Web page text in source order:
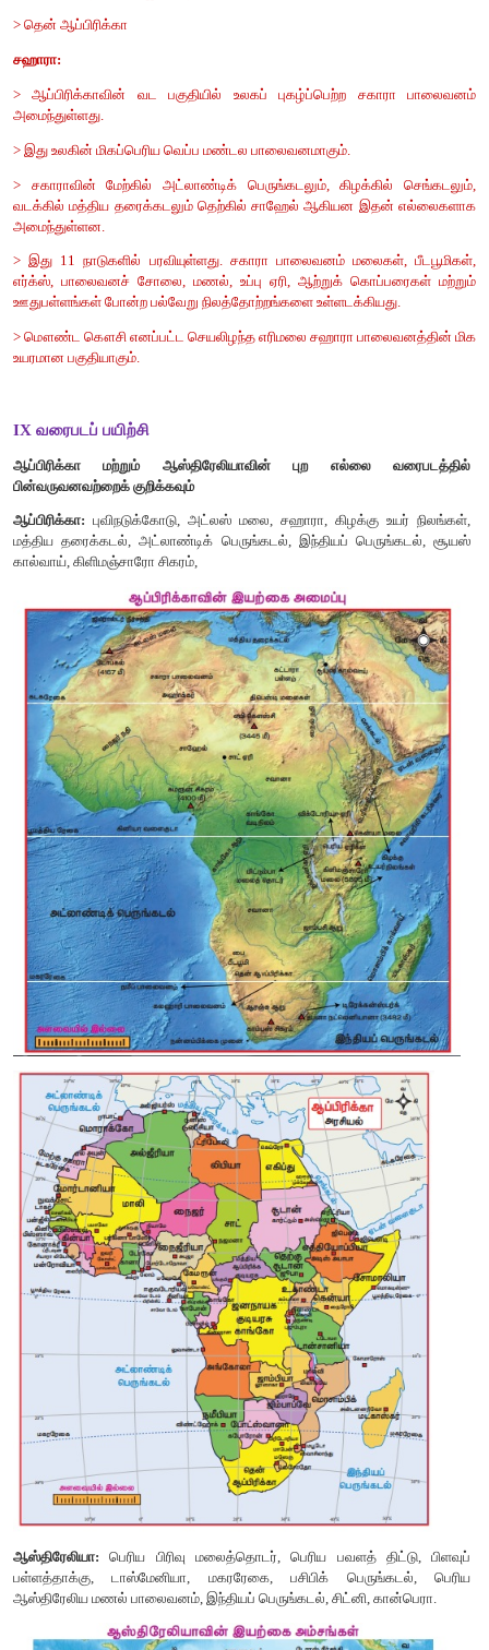
1. ஆஸ்திரேலியாவின் கனிம வளங்கள் குறித்து விரிவாக எழுதவும்.
> ஆஸ்திரேலியா பாக்சைட், லைமோனைட், ரூட்டில் மற்றும்
முன்னணி நாடாக உள்ளது.
இரண்டாவது இடம் வகிக்கிறது.
> இரும்புத்தாது மற்றும் யுரேனிய உற்பத்தியில் மூன்றாவது பெரிய
உள்ளது.
> நிலக்கரி உற்பத்தியில் நான்காவது இடம் வகிக்கிறது.
> மேற்கு மற்றும் தெற்கு ஆஸ்திரேலியா பகுதிகளில் நிலக்கரி
> மேற்கு ஆஸ்திரேலியா மற்றும் தெற்கு ஆஸ்திரேலியாவில்
> கார்பென்டேரியா வளைகுடா, பெர்த் மற்றும்
பகுதிகளில் பாக்சைட் கிடைக்கிறது.
> பாஸ் நீர்ச்சந்தி மற்றும் மேற்கு பிரிஸ்பேன் பகுதிகளில்
இயற்கை எரிவாயு கிடைக்கிறது.
> வட யூனியன் பிரதேசம் மற்றும் குயின்ஸ்லாந்து
> கால் கூர்லி மற்றும் கூல் கார்லி பகுதிகளில் தங்கம் கிடைக்கிறது.
> காரியம், துத்தநாகம், வெள்ளி, டங்ஸ்டன், நிக்கல் மற்றும்
ஆஸ்திரேலியாவின் சில பகுதிகளில் கிடைக்கின்றன.
2. அண்டார்டிகா கண்டத்தின் தாவரங்கள் மற்றும் விலங்கினங்கள்
தாவரங்கள்:
> அண்டார்டிகாவில் வெப்பநிலையானது ஆண்டு முழுவதும் உறை
இருப்பதால் பெரிய தாவரங்கள் எதுவும் காணப்படவில்லை
> சிறுவகை தாவரங்களான பாசிகள், படர்பாசிச் செடிகள்,
மரப்பாசிகள், நுண்ணிய பூஞ்சைகள் போன்றவை பனியை தாங்கி
> பிளாங்டன். பாசிகள் மற்றும் மரப்பாசிகள் நன்னீர் மற்றும்
காணப்படுகின்றன.
விலங்கினங்கள்:
> சிறிய வகை செம்மீன்களான கிரில்கள் ஏராளமாகக்
> நீலத்திமிங்கலம், கடற்பசு மற்றும் கடல்பறவைகளான
போலார் ஸ்குவா மற்றும் ஸ்டவுட் ஆகியவையும் காணப்படுகின்றன.
> இங்குள்ள பறவைகள் மற்றும் விலங்கினங்கள் குளிர்கால
தங்கள் உடலில் புளூபர் எனப்படும் அடர்த்தியான
கொண்டுள்ளன.
> பென்குயின் பறவைகள் இறக்கைகளுக்குப் பதிலாக
பிலிப்பர் மற்றும் அகலமான பாதங்களைப் பெற்றுள்ளன.
> சிறிய முதுகெலும்பற்ற உயிரினங்கள் இங்குள்ள நிலவாழ்
3. ஆப்பிரிக்காவின் இயற்கைப் பிரிவுகளை எழுதி அவற்றில்
விளக்கவும்.
ஆப்பிரிக்காவின் இயற்கைப் பிரிவுகள் :
> சஹாரா